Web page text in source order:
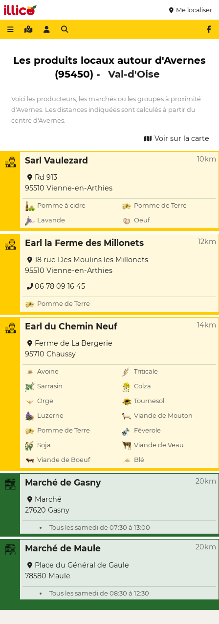
Me localiser
Les produits locaux autour d'Avernes
(95450) -
Val-d'Oise
Voici les producteurs, les marchés ou les groupes à proximité
d'Avernes. Les distances indiquées sont calculés à partir du
centre d'Avernes.
Voir sur la carte
Sarl Vaulezard 10km
Rd 913
95510 Vienne-en-Arthies
Pomme à cidre
Pomme de Terre
Lavande
Oeuf
Earl la Ferme des Millonets 12km
18 rue Des Moulins les Millonets
95510 Vienne-en-Arthies
06 78 09 16 45
Pomme de Terre
Earl du Chemin Neuf 14km
Ferme de La Bergerie
95710 Chaussy
Avoine
Triticale
Sarrasin
Colza
Orge
Tournesol
Luzerne
Viande de Mouton
Pomme de Terre
Féverole
Soja
Viande de Veau
Viande de Boeuf
Blé
Marché de Gasny 20km
Marché
27620 Gasny
Tous les samedi de 07:30 à 13:00
Marché de Maule 20km
Place du Général de Gaule
78580 Maule
Tous les samedi de 08:30 à 12:30